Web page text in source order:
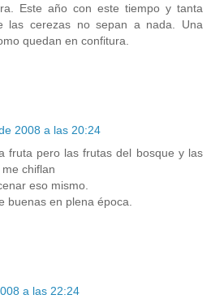
Este año con este tiempo y tanta
las cerezas no sepan a nada. Una
quedan en confitura.
2008 a las 20:24
fruta pero las frutas del bosque y las
chiflan
eso mismo.
buenas en plena época.
a las 22:24